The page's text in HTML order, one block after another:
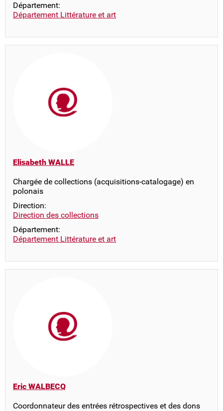
Département:
Département Littérature et art
Elisabeth WALLE
Chargée de collections (acquisitions-catalogage) en
polonais
Direction:
Direction des collections
Département:
Département Littérature et art
Eric WALBECQ
Coordonnateur des entrées rétrospectives et des dons